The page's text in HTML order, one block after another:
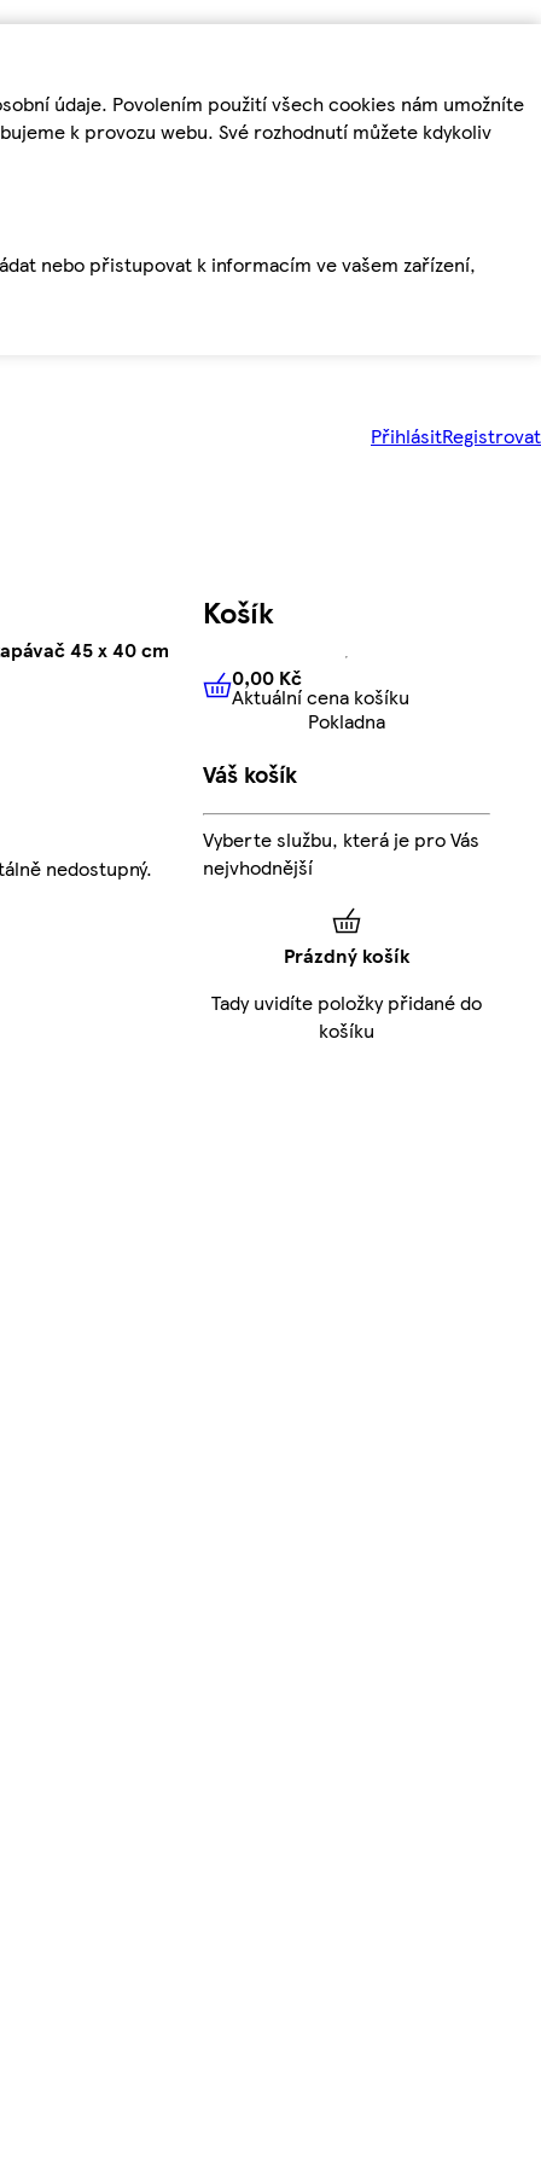
údaje. Povolením použití všech cookies nám umožníte
k provozu webu. Své rozhodnutí můžete kdykoliv
nebo přistupovat k informacím ve vašem zařízení,
PřihlásitRegistrovat
45 x 40 cm
nedostupný.
Košík
0,00 KčAktuální cena košíku
0,00 Kč
Aktuální cena košíku
Pokladna
Váš košík
Vyberte službu, která je pro Vás
nejvhodnější
Prázdný košík
Tady uvidíte položky přidané do
košíku